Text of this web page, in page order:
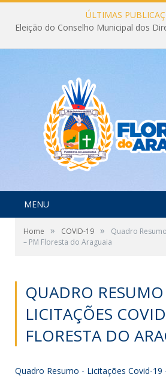
ÚLTIMAS
MENU
Home » COVID-19 »
Quadro
– PM Floresta do Araguaia
QUADRO
LICITAÇÕES
FLORESTA DO
Quadro Resumo - Licitações Covid-